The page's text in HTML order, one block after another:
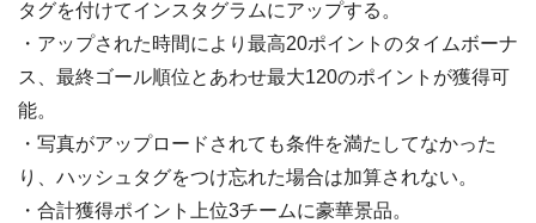
タグを付けてインスタグラムにアップする。
・アップされた時間により最高20ポイントのタイムボーナ
ス、最終ゴール順位とあわせ最大120のポイントが獲得可
能。
・写真がアップロードされても条件を満たしてなかった
り、ハッシュタグをつけ忘れた場合は加算されない。
・合計獲得ポイント上位3チームに豪華景品。